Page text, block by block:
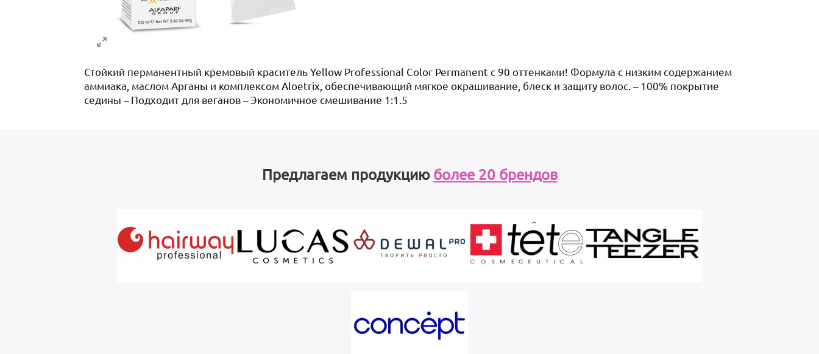
Стойкий перманентный кремовый краситель Yellow Professional Color Permanent с 90 оттенками! Формула с низким содержанием
аммиака, маслом Арганы и комплексом Aloetrix, обеспечивающий мягкое окрашивание, блеск и защиту волос. – 100% покрытие
седины – Подходит для веганов – Экономичное смешивание 1:1.5
Предлагаем продукцию более 20 брендов